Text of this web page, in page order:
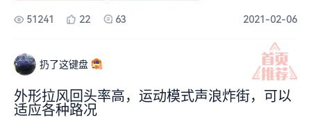
51241 22 63 2021-02-06
扔了这键盘
外形拉风回头率高，运动模式声浪炸街，可以
适应各种路况